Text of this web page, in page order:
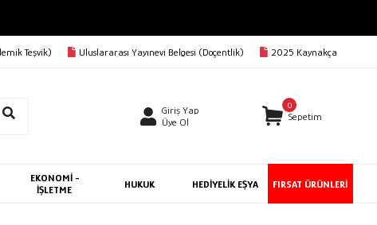
Teşvik) Uluslararası Yayınevi Belgesi (Doçentlik) 2025 Kaynakça
Giriş Yap
Üye Ol
0
Sepetim
EKONOMİ -
İŞLETME
HUKUK HEDİYELİK EŞYA FIRSAT ÜRÜNLERİ